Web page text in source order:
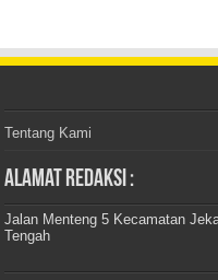
Tentang Kami
Alamat Redaksi :
Jalan Menteng 5 Kecamatan
Tengah